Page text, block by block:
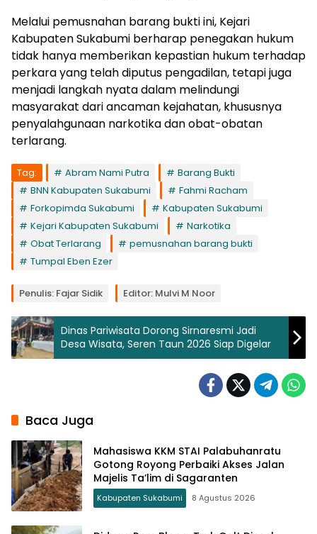
Melalui pemusnahan barang bukti ini, Kejari
Kabupaten Sukabumi berharap penegakan hukum
tidak hanya memberikan kepastian hukum terhadap
perkara yang telah diputus pengadilan, tetapi juga
menjadi langkah nyata dalam melindungi
masyarakat dari ancaman kejahatan, khususnya
penyalahgunaan narkotika dan obat-obatan
terlarang.
Tag: Abram Nami Putra
Barang Bukti
BNN Kabupaten Sukabumi
Fahmi Racham
Forkopimda Sukabumi
Kabupaten Sukabumi
Kejari Kabupaten Sukabumi
Narkotika
Obat Terlarang
pemusnahan barang bukti
Tumpal Eben Ezer
Penulis: Fajar Sidik Editor: Mulvi M Noor
Dinas Pariwisata Dorong Sirnaresmi Jadi
Desa Wisata, Seren Taun 2026 Siap Digelar
Baca Juga
Mahasiswa KKM STAI Palabuhanratu
Gotong Royong Perbaiki Akses Jalan
Majelis Ta’lim di Sagaranten
Kabupaten Sukabumi 8 Agustus 2026